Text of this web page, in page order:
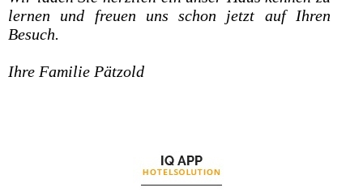
lernen und freuen uns schon jetzt auf Ihren
Besuch.
Ihre Familie Pätzold